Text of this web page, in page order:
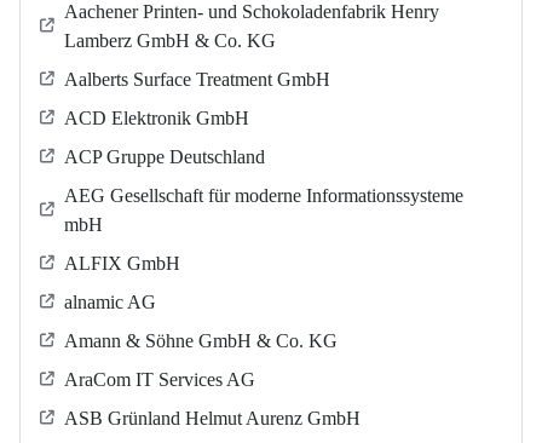
Aachener Printen- und Schokoladenfabrik Henry
Lamberz GmbH & Co. KG
Aalberts Surface Treatment GmbH
ACD Elektronik GmbH
ACP Gruppe Deutschland
AEG Gesellschaft für moderne Informationssysteme
mbH
ALFIX GmbH
alnamic AG
Amann & Söhne GmbH & Co. KG
AraCom IT Services AG
ASB Grün­land Helmut Au­renz GmbH